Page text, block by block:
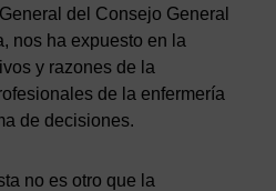
del Consejo General
nos ha expuesto en la
y razones de la
de la enfermería
de decisiones.
no es otro que la